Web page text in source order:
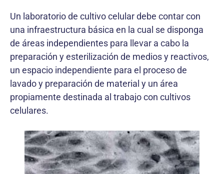
Un laboratorio de cultivo celular debe contar con
una infraestructura básica en la cual se disponga
de áreas independientes para llevar a cabo la
preparación y esterilización de medios y reactivos,
un espacio independiente para el proceso de
lavado y preparación de material y un área
propiamente destinada al trabajo con cultivos
celulares.